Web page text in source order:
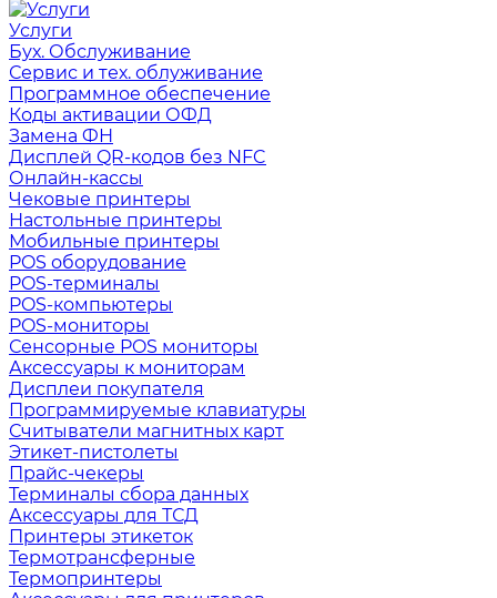
Услуги
Бух. Обслуживание
Сервис и тех. облуживание
Программное обеспечение
Коды активации ОФД
Замена ФН
Дисплей QR-кодов без NFC
Онлайн-кассы
Чековые принтеры
Настольные принтеры
Мобильные принтеры
POS оборудование
POS-терминалы
POS-компьютеры
POS-мониторы
Сенсорные POS мониторы
Аксессуары к мониторам
Дисплеи покупателя
Программируемые клавиатуры
Считыватели магнитных карт
Этикет-пистолеты
Прайс-чекеры
Терминалы сбора данных
Аксессуары для ТСД
Принтеры этикеток
Термотрансферные
Термопринтеры